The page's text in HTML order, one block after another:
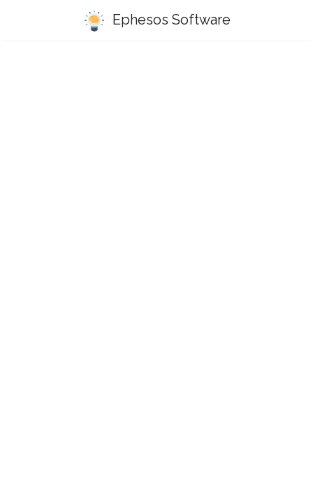
Ephesos Software